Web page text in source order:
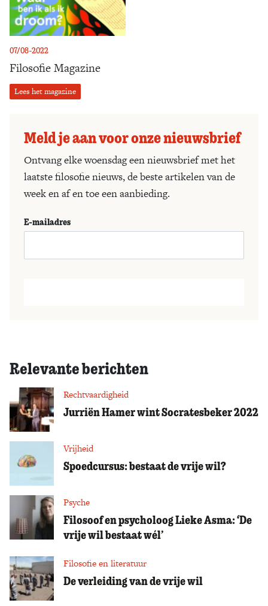
07/08-2022
Filosofie Magazine
Lees het magazine
Meld je aan voor onze nieuwsbrief
Ontvang elke woensdag een nieuwsbrief met het
laatste filosofie nieuws, de beste artikelen van de
week en af en toe een aanbieding.
E-mailadres
Relevante berichten
Rechtvaardigheid
Jurriën Hamer wint Socratesbeker 2022
Vrijheid
Spoedcursus: bestaat de vrije wil?
Psyche
Filosoof en psycholoog Lieke Asma: ‘De
vrije wil bestaat wél’
Filosofie en literatuur
De verleiding van de vrije wil